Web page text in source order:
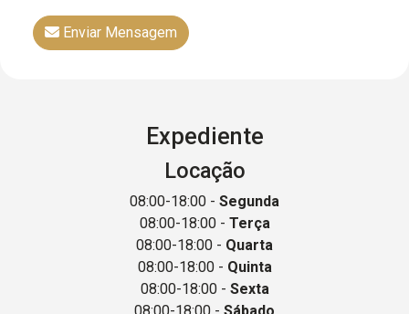
Enviar Mensagem
Expediente
Locação
08:00-18:00 - Segunda
08:00-18:00 - Terça
08:00-18:00 - Quarta
08:00-18:00 - Quinta
08:00-18:00 - Sexta